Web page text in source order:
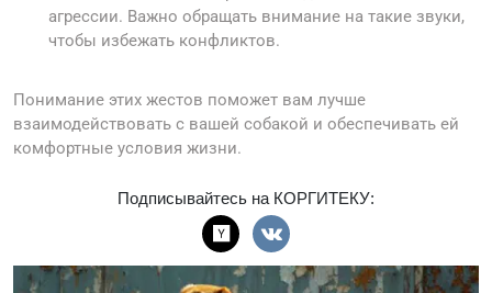
агрессии. Важно обращать внимание на такие звуки,
чтобы избежать конфликтов.
Понимание этих жестов поможет вам лучше
взаимодействовать с вашей собакой и обеспечивать ей
комфортные условия жизни.
Подписывайтесь на КОРГИТЕКУ: